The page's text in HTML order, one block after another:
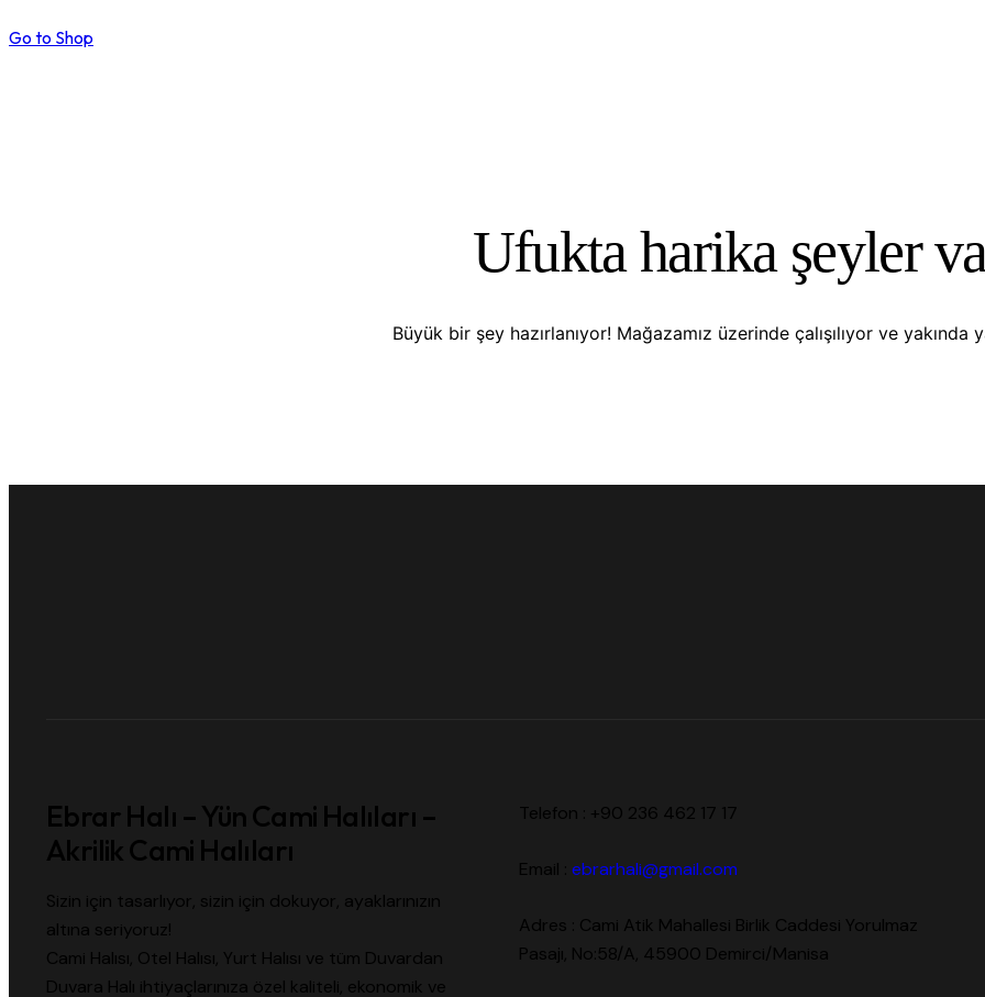
Go to Shop
Ufukta harika şeyler
Büyük bir şey hazırlanıyor! Mağazamız üzerinde çalışılıyor ve yakında
Ebrar Halı – Yün Cami Halıları –
Akrilik Cami Halıları
Sizin için tasarlıyor, sizin için dokuyor, ayaklarınızın
altına seriyoruz!
Cami Halısı, Otel Halısı, Yurt Halısı ve tüm Duvardan
Duvara Halı ihtiyaçlarınıza özel kaliteli, ekonomik ve
Telefon : +90 236 462 17 17
Email : ebrarhali@gmail.com
Adres :
Cami Atik Mahallesi Birlik Caddesi Yorulmaz
Pasajı, No:58/A, 45900 Demirci/Manisa